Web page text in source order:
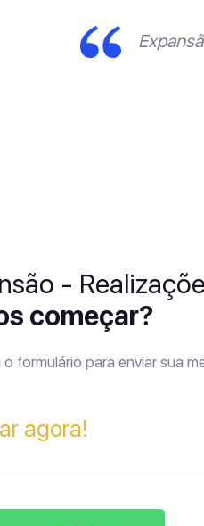
-
começar?
o formulário para enviar sua
agora!